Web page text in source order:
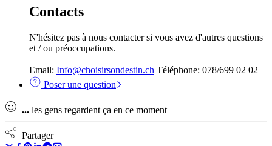
Contacts
N'hésitez pas à nous contacter si vous avez d'autres questions
et / ou préoccupations.
Email: Info@choisirsondestin.ch Téléphone: 078/699 02 02
Poser une question
... les gens regardent ça en ce moment
Partager